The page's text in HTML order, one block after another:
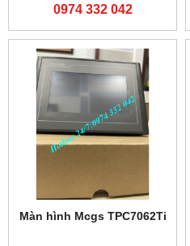
0974 332 042
Màn hình Mcgs TPC7062Ti